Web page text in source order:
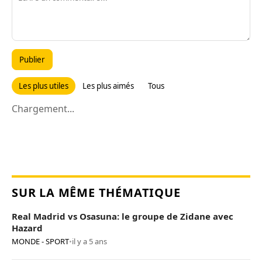
Publier
Les plus utiles Les plus aimés Tous
Chargement...
SUR LA MÊME THÉMATIQUE
Real Madrid vs Osasuna: le groupe de Zidane avec
Hazard
MONDE - SPORT•il y a 5 ans